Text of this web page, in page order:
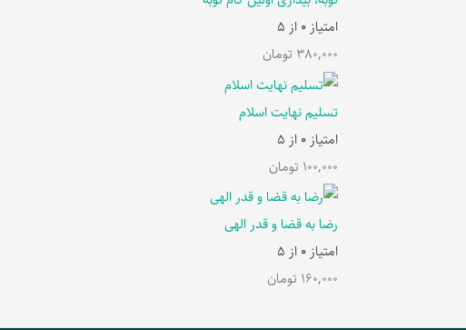
امتیاز 0 از 5
380,000 تومان
تسلیم نهایت اسلام
امتیاز 0 از 5
100,000 تومان
رضا به قضا و قدر الهی
امتیاز 0 از 5
160,000 تومان